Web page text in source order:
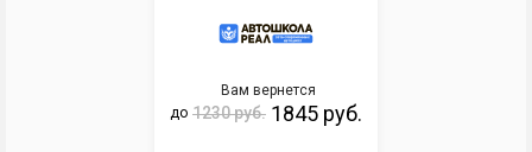
Вам вернется
до 1230 руб. 1845 руб.